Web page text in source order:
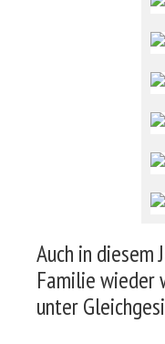
Auch in
Familie wieder
unter